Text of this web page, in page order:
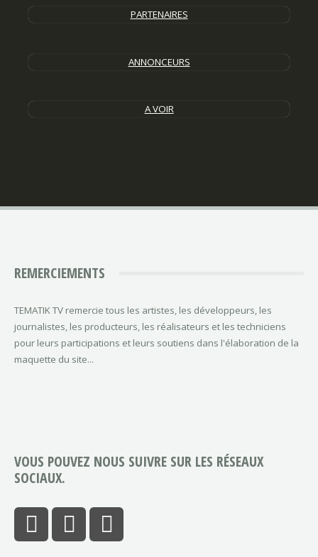
PARTENAIRES
ANNONCEURS
A VOIR
REMERCIEMENTS
TEMATIK TV remercie tous les artistes, les développeurs, les
journalistes, les producteurs, les réalisateurs et les techniciens
pour leurs participations et leurs soutiens dans l'élaboration de la
maquette du site...
VOUS POUVEZ NOUS SUIVRE SUR LES RÉSEAUX
SOCIAUX.